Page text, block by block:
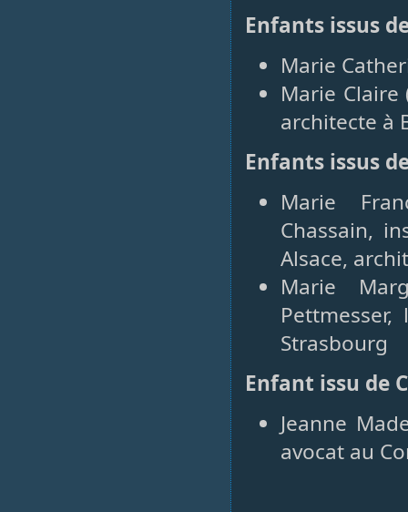
Enfants issus
Marie
Marie
architecte à
Enfants issus
Marie
Chassain,
Alsace,
Marie
Strasbourg
Enfant issu de
Jeanne
avocat au